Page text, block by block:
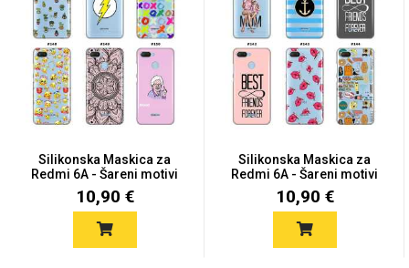
Silikonska Maskica za
Redmi 6A - Šareni motivi
10,90 €
Silikonska Maskica za
Redmi 6A - Šareni motivi
10,90 €
Svemirska kolekcija Valentinovo
Love motivi I Need Some Space